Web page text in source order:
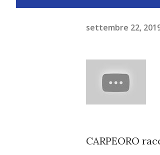
settembre 22,
CARPEORO